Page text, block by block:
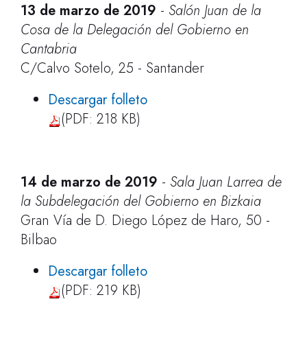
13 de marzo de 2019 - Salón Juan de la
Cosa de la Delegación del Gobierno en
Cantabria
C/Calvo Sotelo, 25 - Santander
Descargar folleto
(PDF: 218 KB)
14 de marzo de 2019 - Sala Juan Larrea de
la Subdelegación del Gobierno en Bizkaia
Gran Vía de D. Diego López de Haro, 50 -
Bilbao
Descargar folleto
(PDF: 219 KB)